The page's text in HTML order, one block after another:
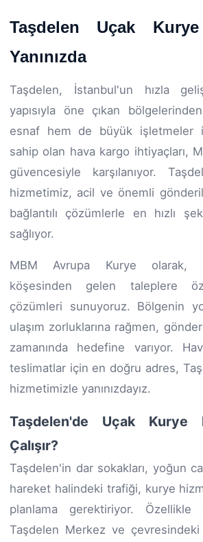
Taşdelen Uçak
Yanınızda
Taşdelen, İstanbul'un hızla
yapısıyla öne çıkan
esnaf hem de büyük işletmeler
sahip olan hava kargo ihtiyaçları,
güvencesiyle karşılanıyor.
hizmetimiz, acil ve önemli
bağlantılı çözümlerle en hızlı
sağlıyor.
MBM Avrupa Kurye olarak,
köşesinden gelen taleplere
çözümleri sunuyoruz. Bölgenin
ulaşım zorluklarına rağmen,
zamanında hedefine varıyor.
teslimatlar için en doğru adres,
hizmetimizle yanınızdayız.
Taşdelen'de Uçak Kurye
Çalışır?
Taşdelen'in dar sokakları, yoğun
hareket halindeki trafiği, kurye
planlama gerektiriyor. Özellikle
Taşdelen Merkez ve